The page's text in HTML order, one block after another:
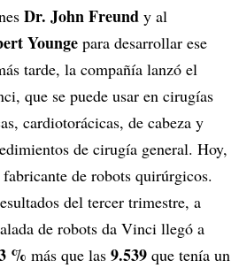
Dr. John Freund y al
Younge para desarrollar ese
tarde, la compañía lanzó el
que se puede usar en cirugías
cardiotorácicas, de cabeza y
de cirugía general. Hoy,
de robots quirúrgicos.
del tercer trimestre, a
de robots da Vinci llegó a
% más que las 9.539 que tenía un